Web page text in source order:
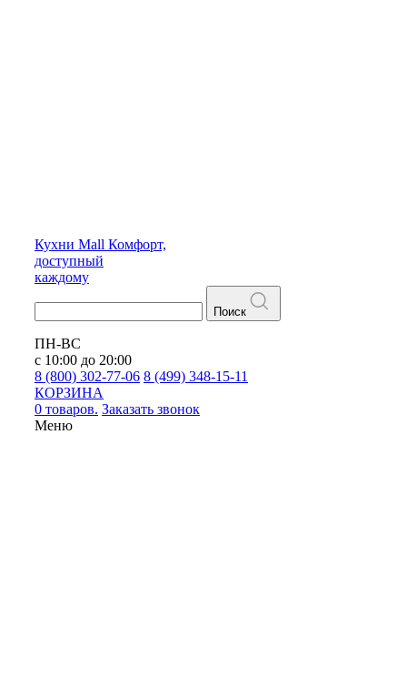
Кухни Mall Комфорт,
доступный
каждому
Поиск
ПН-ВС
с 10:00 до 20:00
8 (800) 302-77-06 8 (499) 348-15-11
КОРЗИНА
0 товаров. Заказать звонок
Меню